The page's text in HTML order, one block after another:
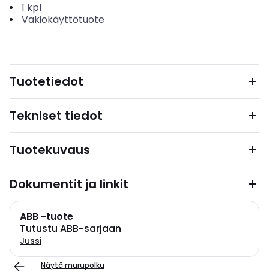
1 kpl
Vakiokäyttötuote
Tuotetiedot
Tekniset tiedot
Tuotekuvaus
Dokumentit ja linkit
ABB -tuote
Tutustu ABB-sarjaan
Jussi
Näytä murupolku